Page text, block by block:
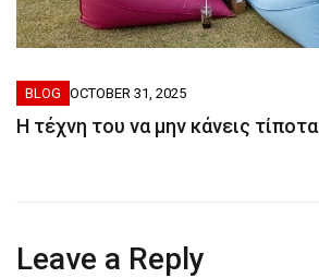
BLOG OCTOBER 31, 2025
Η τέχνη του να μην κάνεις τίποτα
Leave a Reply